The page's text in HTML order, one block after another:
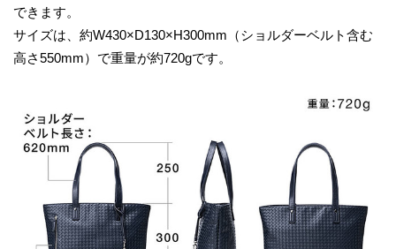
できます。
サイズは、約W430×D130×H300mm（ショルダーベルト含む
高さ550mm）で重量が約720gです。